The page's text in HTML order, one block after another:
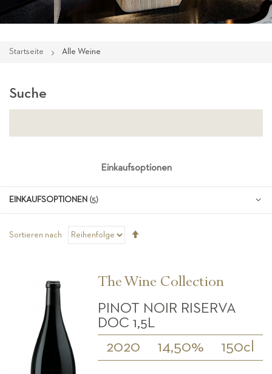
Startseite Alle Weine
Sortieren nach
The Wine Collection
PINOT NOIR RISERVA
DOC 1,5L
2020 14,50% 150cl
Suche
Einkaufsoptionen
EINKAUFSOPTIONEN